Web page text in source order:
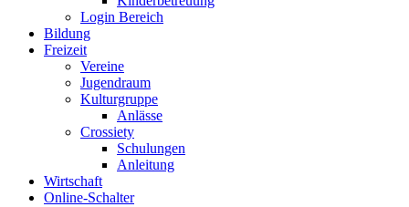
Login Bereich
Bildung
Freizeit
Vereine
Jugendraum
Kulturgruppe
Anlässe
Crossiety
Schulungen
Anleitung
Wirtschaft
Online-Schalter